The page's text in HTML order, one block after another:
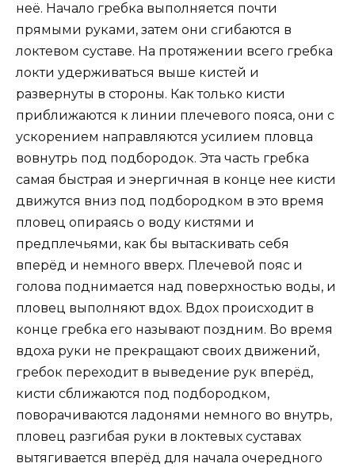
неё. Начало гребка выполняется почти
прямыми руками, затем они сгибаются в
локтевом суставе. На протяжении всего гребка
локти удерживаться выше кистей и
развернуты в стороны. Как только кисти
приближаются к линии плечевого пояса, они с
ускорением направляются усилием пловца
вовнутрь под подбородок. Эта часть гребка
самая быстрая и энергичная в конце нее кисти
движутся вниз под подбородком в это время
пловец опираясь о воду кистями и
предплечьями, как бы вытаскивать себя
вперёд и немного вверх. Плечевой пояс и
голова поднимается над поверхностью воды, и
пловец выполняют вдох. Вдох происходит в
конце гребка его называют поздним. Во время
вдоха руки не прекращают своих движений,
гребок переходит в выведение рук вперёд,
кисти сближаются под подбородком,
поворачиваются ладонями немного во внутрь,
пловец разгибая руки в локтевых суставах
вытягивается вперёд для начала очередного